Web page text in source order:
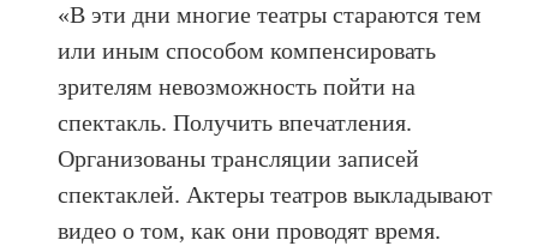
«В эти дни многие театры стараются тем
или иным способом компенсировать
зрителям невозможность пойти на
спектакль. Получить впечатления.
Организованы трансляции записей
спектаклей. Актеры театров выкладывают
видео о том, как они проводят время.